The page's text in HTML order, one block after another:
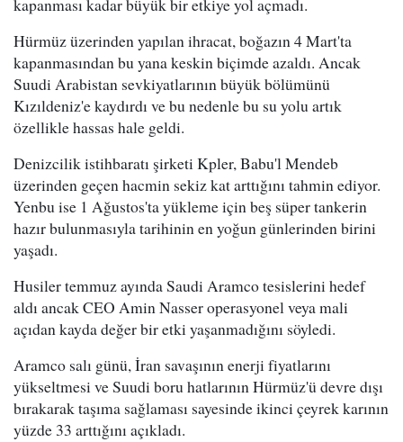
kapanması kadar büyük bir etkiye yol açmadı.
Hürmüz üzerinden yapılan ihracat, boğazın 4 Mart'ta
kapanmasından bu yana keskin biçimde azaldı. Ancak
Suudi Arabistan sevkiyatlarının büyük bölümünü
Kızıldeniz'e kaydırdı ve bu nedenle bu su yolu artık
özellikle hassas hale geldi.
Denizcilik istihbaratı şirketi Kpler, Babu'l Mendeb
üzerinden geçen hacmin sekiz kat arttığını tahmin ediyor.
Yenbu ise 1 Ağustos'ta yükleme için beş süper tankerin
hazır bulunmasıyla tarihinin en yoğun günlerinden birini
yaşadı.
Husiler temmuz ayında Saudi Aramco tesislerini hedef
aldı ancak CEO Amin Nasser operasyonel veya mali
açıdan kayda değer bir etki yaşanmadığını söyledi.
Aramco salı günü, İran savaşının enerji fiyatlarını
yükseltmesi ve Suudi boru hatlarının Hürmüz'ü devre dışı
bırakarak taşıma sağlaması sayesinde ikinci çeyrek karının
yüzde 33 arttığını açıkladı.